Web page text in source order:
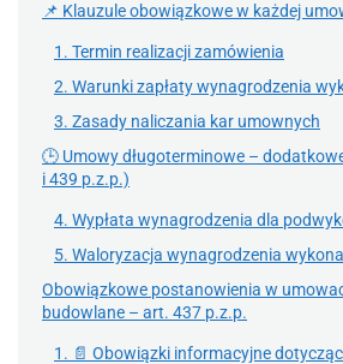
📌 Klauzule obowiązkowe w każdej
1. Termin realizacji zamówienia
2. Warunki zapłaty wynagrodzenia
3. Zasady naliczania kar umownych
🕒 Umowy długoterminowe –
i 439 p.z.p.)
4. Wypłata wynagrodzenia dla
5. Waloryzacja wynagrodzenia
Obowiązkowe postanowienia w
budowlane – art. 437 p.z.p.
1. 📄 Obowiązki informacyjne